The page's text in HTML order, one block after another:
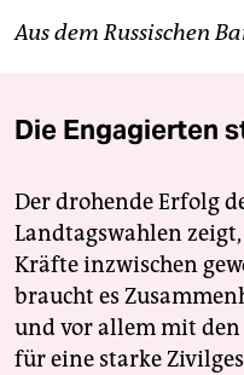
Aus dem Russischen
Die Engagierten
Der drohende Erfolg
Landtagswahlen
Kräfte inzwischen
braucht es
und vor allem mit den
für eine starke